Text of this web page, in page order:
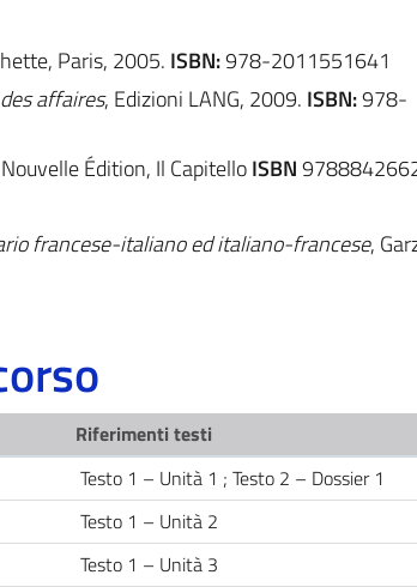
Paris, 2005. ISBN:978-2011551641
affaires, Edizioni LANG, 2009. ISBN:978-
Édition, Il CapitelloISBN
francese-italiano ed italiano-francese,
Riferimenti testi
Testo 1 – Unità 1 ; Testo 2 – Dossier 1
Testo 1 – Unità 2
Testo 1 – Unità 3